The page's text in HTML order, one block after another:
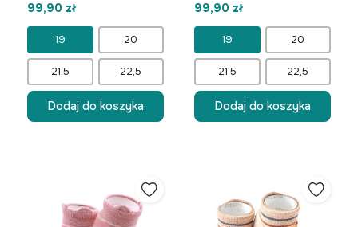
99,90 zł
19 20
21,5 22,5
Dodaj do koszyka
99,90 zł
19 20
21,5 22,5
Dodaj do koszyka